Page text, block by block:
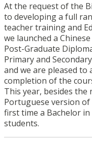
At the request of the
to developing a full
teacher training and
we launched a
Post-Graduate
Primary and
and we are pleased
completion of the
This year, besides
Portuguese version
first time a Bachelor
students.